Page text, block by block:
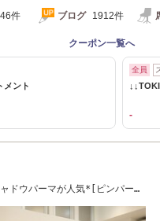
件 ブログ 1912件
クーポン一覧へ
メント
全員
-
ドウパーマが人気*[ピンパー